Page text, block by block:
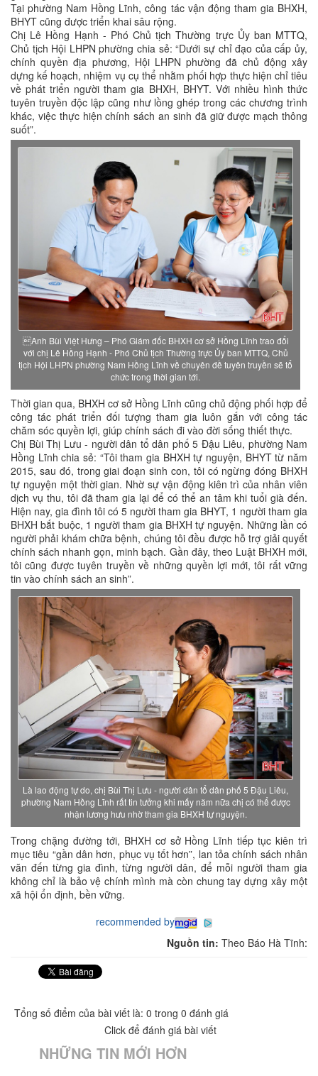
Tại phường Nam Hồng Lĩnh, công tác vận động tham gia BHXH,
BHYT cũng được triển khai sâu rộng.
Chị Lê Hồng Hạnh - Phó Chủ tịch Thường trực Ủy ban MTTQ,
Chủ tịch Hội LHPN phường chia sẻ: “Dưới sự chỉ đạo của cấp ủy,
chính quyền địa phương, Hội LHPN phường đã chủ động xây
dựng kế hoạch, nhiệm vụ cụ thể nhằm phối hợp thực hiện chỉ tiêu
về phát triển người tham gia BHXH, BHYT. Với nhiều hình thức
tuyên truyền độc lập cũng như lồng ghép trong các chương trình
khác, việc thực hiện chính sách an sinh đã giữ được mạch thông
suốt”.
Anh Bùi Việt Hưng – Phó Giám đốc BHXH cơ sở Hồng Lĩnh trao đổi
với chị Lê Hồng Hạnh - Phó Chủ tịch Thường trực Ủy ban MTTQ, Chủ
tịch Hội LHPN phường Nam Hồng Lĩnh về chuyên đề tuyên truyền sẽ tổ
chức trong thời gian tới.
Thời gian qua, BHXH cơ sở Hồng Lĩnh cũng chủ động phối hợp để
công tác phát triển đối tượng tham gia luôn gắn với công tác
chăm sóc quyền lợi, giúp chính sách đi vào đời sống thiết thực.
Chị Bùi Thị Lưu - người dân tổ dân phố 5 Đậu Liêu, phường Nam
Hồng Lĩnh chia sẻ: “Tôi tham gia BHXH tự nguyện, BHYT từ năm
2015, sau đó, trong giai đoạn sinh con, tôi có ngừng đóng BHXH
tự nguyện một thời gian. Nhờ sự vận động kiên trì của nhân viên
dịch vụ thu, tôi đã tham gia lại để có thể an tâm khi tuổi già đến.
Hiện nay, gia đình tôi có 5 người tham gia BHYT, 1 người tham gia
BHXH bắt buộc, 1 người tham gia BHXH tự nguyện. Những lần có
người phải khám chữa bệnh, chúng tôi đều được hỗ trợ giải quyết
chính sách nhanh gọn, minh bạch. Gần đây, theo Luật BHXH mới,
tôi cũng được tuyên truyền về những quyền lợi mới, tôi rất vững
tin vào chính sách an sinh”.
Là lao động tự do, chị Bùi Thị Lưu - người dân tổ dân phố 5 Đậu Liêu,
phường Nam Hồng Lĩnh rất tin tưởng khi mấy năm nữa chị có thể được
nhận lương hưu nhờ tham gia BHXH tự nguyện.
Trong chặng đường tới, BHXH cơ sở Hồng Lĩnh tiếp tục kiên trì
mục tiêu “gần dân hơn, phục vụ tốt hơn”, lan tỏa chính sách nhân
văn đến từng gia đình, từng người dân, để mỗi người tham gia
không chỉ là bảo vệ chính mình mà còn chung tay dựng xây một
xã hội ổn định, bền vững.
recommended by
Nguồn tin: Theo Báo Hà Tĩnh:
Tổng số điểm của bài viết là: 0 trong 0 đánh giá
Click để đánh giá bài viết
NHỮNG TIN MỚI HƠN